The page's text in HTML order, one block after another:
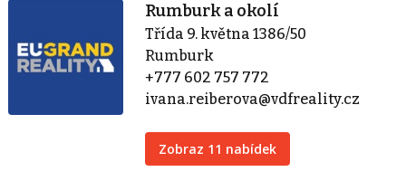
Rumburk a okolí
Třída 9. května 1386/50
Rumburk
+777 602 757 772
ivana.reiberova@vdfreality.cz
Zobraz 11 nabídek